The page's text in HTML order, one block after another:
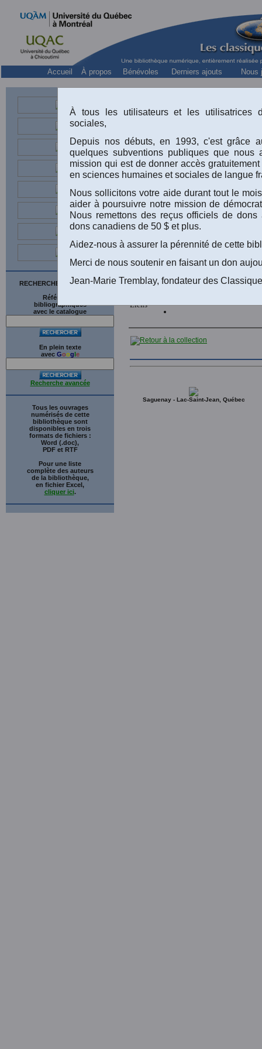
Accueil À propos Bénévoles Derniers ajouts Nous
RECHERCHE SUR LE SITE
Références
bibliographiques
avec le catalogue
En plein texte
avec Google
Recherche avancée
Tous les ouvrages
numérisés de cette
bibliothèque sont
disponibles en trois
formats de fichiers :
Word (.doc),
PDF et RTF
Pour une liste
complète des auteurs
de la bibliothèque,
en fichier Excel,
cliquer ici.
Lorraine
D'abord
Charest. Un
article publié
vendredi 15
reproduit
accordée le
Liens
Saguenay - Lac-Saint-Jean, Québec
À tous les utilisateurs et les utilisatrices
sociales,
Depuis nos débuts, en 1993, c'est grâce
quelques subventions publiques que
mission qui est de donner accès
en sciences humaines et sociales de langue
Nous sollicitons votre aide durant tout le
aider à poursuivre notre mission de
Nous remettons des reçus officiels de
dons canadiens de 50 $ et plus.
Aidez-nous à assurer la pérennité de cette
Merci de nous soutenir en faisant un don
Jean-Marie Tremblay, fondateur des